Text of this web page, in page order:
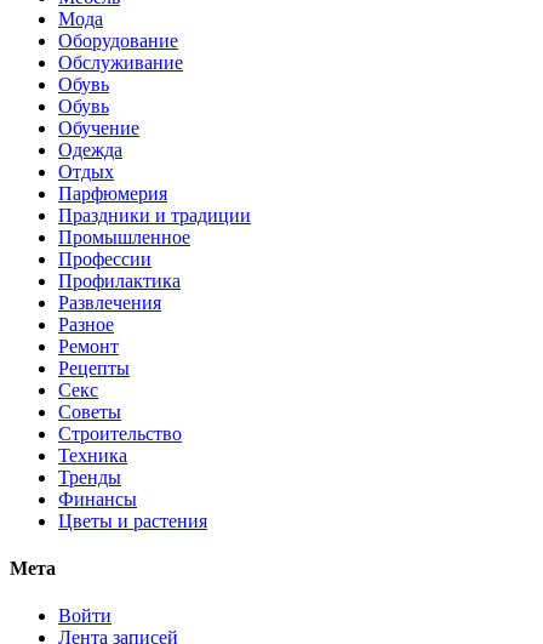
Мода
Оборудование
Обслуживание
Обувь
Обувь
Обучение
Одежда
Отдых
Парфюмерия
Праздники и традиции
Промышленное
Профессии
Профилактика
Развлечения
Разное
Ремонт
Рецепты
Секс
Советы
Строительство
Техника
Тренды
Финансы
Цветы и растения
Мета
Войти
Лента записей